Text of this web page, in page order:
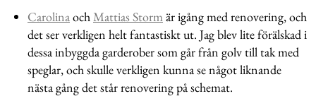
CarolinaochMattias Stormär igång med renovering, och
det ser verkligen helt fantastiskt ut. Jag blev lite förälskad i
dessa inbyggda garderober som går från golv till tak med
speglar, och skulle verkligen kunna se något liknande
nästa gång det står renovering på schemat.